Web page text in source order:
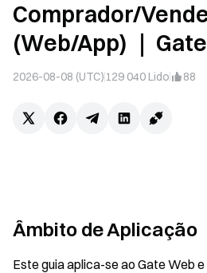
Comprador/
(Web/App) ｜ Gate
2026-08-08 (UTC) 129 040 Lido 88
Âmbito de Aplicação
Este guia aplica-se ao Gate Web